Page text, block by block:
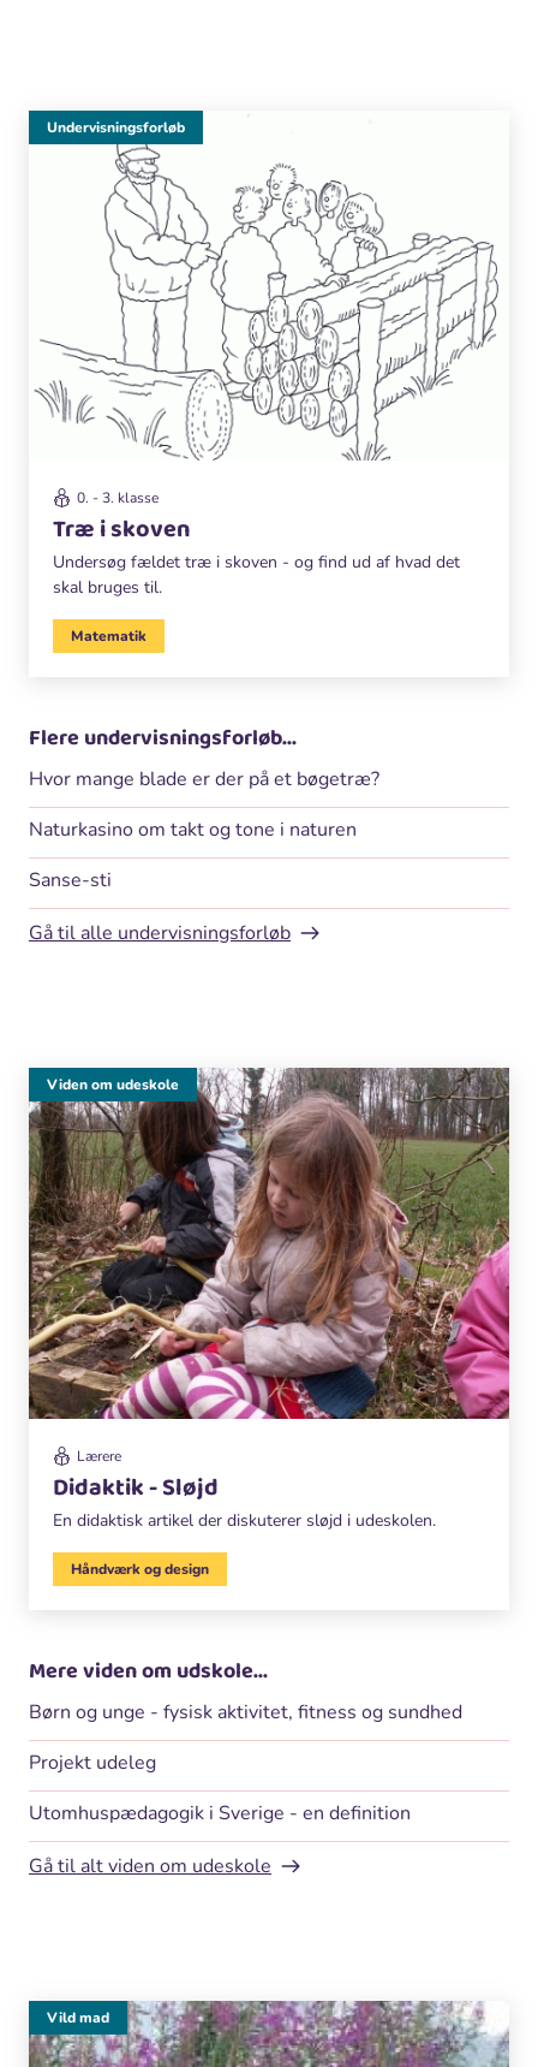
0. - 3. klasse
Træ i skoven
Undersøg fældet træ i skoven - og find ud af hvad det
skal bruges til.
Undervisningsforløb
Matematik
Flere undervisningsforløb...
Hvor mange blade er der på et bøgetræ?
Naturkasino om takt og tone i naturen
Sanse-sti
Gå til alle undervisningsforløb
Lærere
Didaktik - Sløjd
En didaktisk artikel der diskuterer sløjd i udeskolen.
Viden om udeskole
Håndværk og design
Mere viden om udskole...
Børn og unge - fysisk aktivitet, fitness og sundhed
Projekt udeleg
Utomhuspædagogik i Sverige - en definition
Gå til alt viden om udeskole
Vild mad